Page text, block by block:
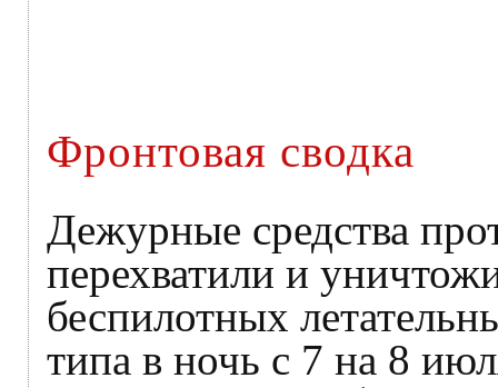
Фронтовая сводка
Дежурные средства
перехватили и
беспилотных
типа в ночь с 7 на 8